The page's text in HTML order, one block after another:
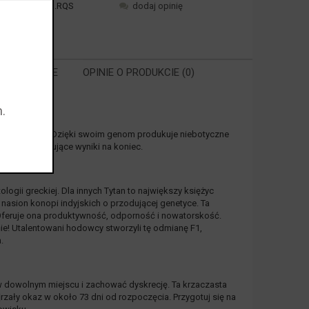
aTitanF1.RQS
dodaj opinię
POWIĄZANE OPINIE O PRODUKCIE (0)
hybryd F1. Dzięki swoim genom produkuje niebotyczne
imponujące wyniki na koniec.
greckiej. Dla innych Tytan to największy księżyc
konopi indyjskich o przodującej genetyce. Ta
ona produktywność, odporność i nowatorskość.
Utalentowani hodowcy stworzyli tę odmianę F1,
miejscu i zachować dyskrecję. Ta krzaczasta
okaz w około 73 dni od rozpoczęcia. Przygotuj się na